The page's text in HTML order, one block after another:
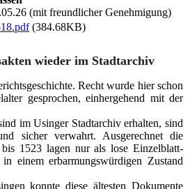
(mit freundlicher Genehmigung)
(384.68KB)
wieder im Stadtarchiv
Recht wurde hier schon
gesprochen, einhergehend mit der
im Usinger Stadtarchiv erhalten, sind
sicher verwahrt. Ausgerechnet die
1523 lagen nur als lose Einzelblatt-
einem erbarmungswürdigen Zustand
konnte diese ältesten Dokumente